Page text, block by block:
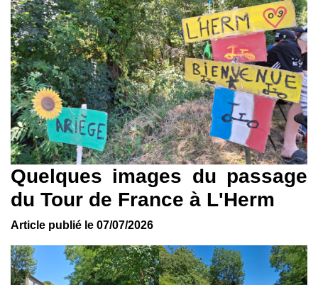
Quelques images du passage
du Tour de France à L'Herm
Article publié le 07/07/2026